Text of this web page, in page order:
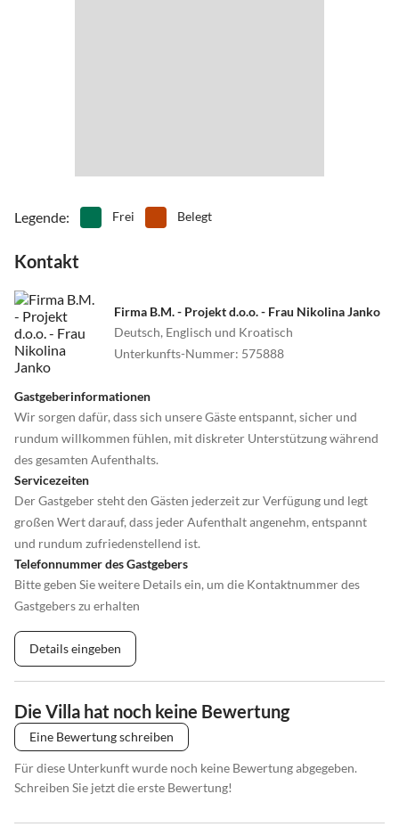
Legende: Frei Belegt
Kontakt
Firma B.M. - Projekt d.o.o. - Frau Nikolina Janko
Deutsch, Englisch und Kroatisch
Unterkunfts-Nummer: 575888
Gastgeberinformationen
Wir sorgen dafür, dass sich unsere Gäste entspannt, sicher und
rundum willkommen fühlen, mit diskreter Unterstützung während
des gesamten Aufenthalts.
Servicezeiten
Der Gastgeber steht den Gästen jederzeit zur Verfügung und legt
großen Wert darauf, dass jeder Aufenthalt angenehm, entspannt
und rundum zufriedenstellend ist.
Telefonnummer des Gastgebers
Bitte geben Sie weitere Details ein, um die Kontaktnummer des
Gastgebers zu erhalten
Details eingeben
Die Villa hat noch keine Bewertung
Eine Bewertung schreiben
Für diese Unterkunft wurde noch keine Bewertung abgegeben.
Schreiben Sie jetzt die erste Bewertung!